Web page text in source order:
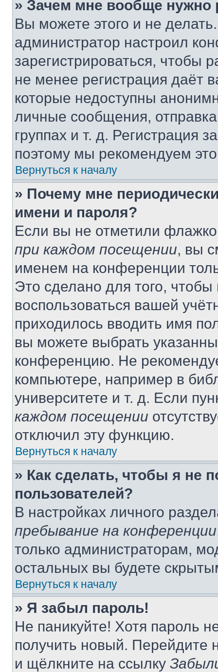
» Зачем мне вообще нужно
Вы можете этого и не
администратор настроил
зарегистрироваться, чтобы
не менее регистрация даёт
которые недоступны
личные сообщения,
группах и т. д. Регистрация
поэтому мы рекомендуем
Вернуться к началу
» Почему мне
имени и пароля?
Если вы не отметили
при каждом посещении, вы
именем на конференции
Это сделано для того, чтобы
воспользоваться вашей
приходилось вводить имя
вы можете выбрать
конференцию. Не
компьютере, например в
университете и т. д. Если
каждом посещении
отключил эту функцию.
Вернуться к началу
» Как сделать, чтобы я не
пользователей?
В настройках личного
пребывание на конференции
только администраторам,
остальных вы будете
Вернуться к началу
» Я забыл пароль!
Не паникуйте! Хотя пароль
получить новый. Перейдите
и щёлкните на ссылку